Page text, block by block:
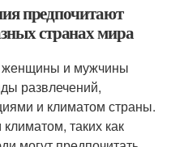
предпочитают
странах мира
женщины и мужчины
развлечений,
и климатом страны.
таких как